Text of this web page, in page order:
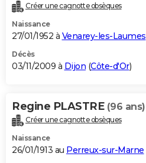
Créer une cagnotte obsèques
Naissance
27/01/1952 à Venarey-les-Laumes
Décès
03/11/2009 à Dijon (Côte-d'Or)
Regine PLASTRE (96 ans)
Créer une cagnotte obsèques
Naissance
26/01/1913 au Perreux-sur-Marne